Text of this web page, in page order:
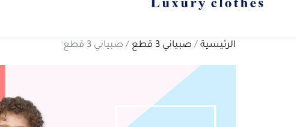
الرئيسية / صبياني 3 قطع / صبياني 3 قطع